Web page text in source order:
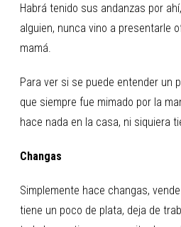
Habrá tenido sus andanzas por
alguien, nunca vino a presentarle
mamá.
Para ver si se puede entender un
que siempre fue mimado por la
hace nada en la casa, ni siquiera
Changas
Simplemente hace changas,
tiene un poco de plata, deja de